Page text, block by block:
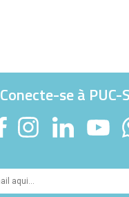
Conecte-se à PUC-